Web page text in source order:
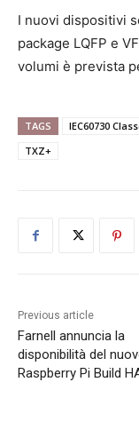
I nuovi dispositivi
package LQFP e
volumi è prevista
TAGS IEC60730
TXZ+
Previous article
Farnell annuncia la
disponibilità del
Raspberry Pi Build